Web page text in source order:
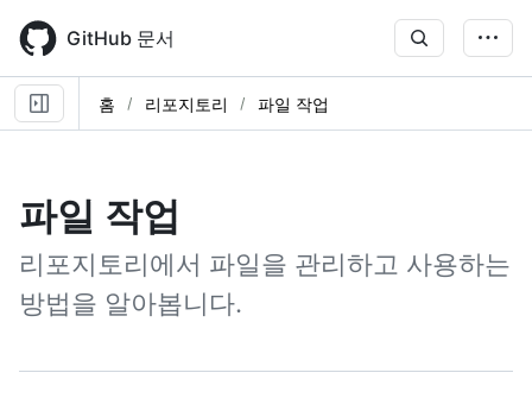
main
content
GitHub 문서
홈 리포지토리 파일 작업
파일 작업
리포지토리에서 파일을 관리하고 사용하는
방법을 알아봅니다.